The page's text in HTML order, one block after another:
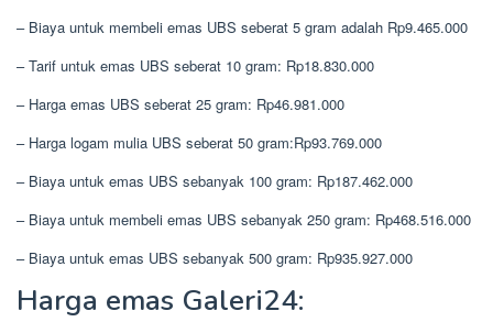
– Biaya untuk membeli emas UBS seberat 5 gram adalah Rp9.465.000
– Tarif untuk emas UBS seberat 10 gram: Rp18.830.000
– Harga emas UBS seberat 25 gram: Rp46.981.000
– Harga logam mulia UBS seberat 50 gram:Rp93.769.000
– Biaya untuk emas UBS sebanyak 100 gram: Rp187.462.000
– Biaya untuk membeli emas UBS sebanyak 250 gram: Rp468.516.000
– Biaya untuk emas UBS sebanyak 500 gram: Rp935.927.000
Harga emas Galeri24: